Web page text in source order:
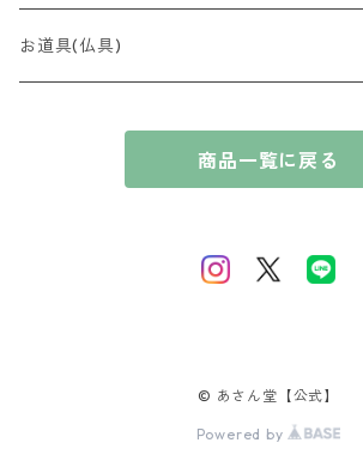
贈答用 ~7,000円
香木
摩黎（まれい）
淡紅梅（たんこうばい）
風情の香（ふぜいのかおり）
全宗派対応（略式）男性向け
コンパクト
お道具(仏具)
商品一覧に戻る
© あさん堂【公式】
Powered by